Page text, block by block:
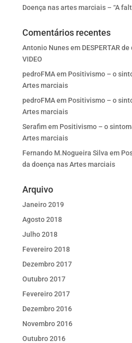
Doença nas artes marciais – “A
Comentários recentes
Antonio Nunesem DESPERTAR
VIDEO
pedroFMAem Positivismo – o
Artes marciais
pedroFMAem Positivismo – o
Artes marciais
Serafimem Positivismo – o
Artes marciais
Fernando M.Nogueira Silva em
da doença nas Artes marciais
Arquivo
Janeiro 2019
Agosto 2018
Julho 2018
Fevereiro 2018
Dezembro 2017
Outubro 2017
Fevereiro 2017
Dezembro 2016
Novembro 2016
Outubro 2016